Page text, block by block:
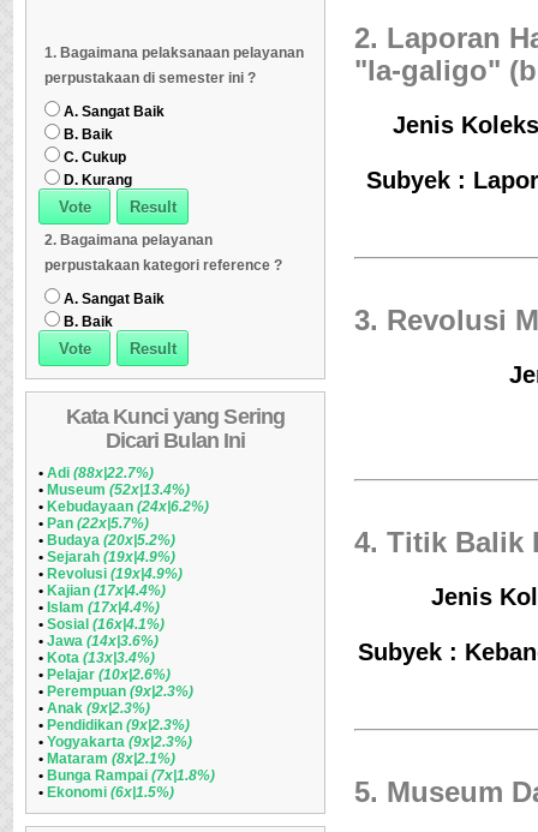
08 Daftar Koleksi (Peruntukan)
Dipinjam
07 Daftar Koleksi (Klasifikasi/ddc)
1. Bagaimana pelaksanaan pelayanan
perpustakaan di semester ini ?
A. Sangat Baik
B. Baik
C. Cukup
D. Kurang
2. Bagaimana pelayanan
perpustakaan kategori reference ?
A. Sangat Baik
B. Baik
Kata Kunci yang Sering
Dicari Bulan Ini
• Adi (88x|22.7%)
• Museum (52x|13.4%)
• Kebudayaan (24x|6.2%)
• Pan (22x|5.7%)
• Budaya (20x|5.2%)
• Sejarah (19x|4.9%)
• Revolusi (19x|4.9%)
• Kajian (17x|4.4%)
• Islam (17x|4.4%)
• Sosial (16x|4.1%)
• Jawa (14x|3.6%)
• Kota (13x|3.4%)
• Pelajar (10x|2.6%)
• Perempuan (9x|2.3%)
• Anak (9x|2.3%)
• Pendidikan (9x|2.3%)
• Yogyakarta (9x|2.3%)
• Mataram (8x|2.1%)
• Bunga Rampai (7x|1.8%)
• Ekonomi (6x|1.5%)
2. Laporan
"la-galigo"
Jenis
Subyek :
3. Revolusi
4. Titik Balik
Jenis
Subyek :
5. Museum